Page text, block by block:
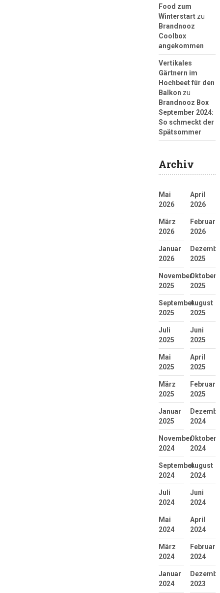
Food zum
Winterstartzu
Brandnooz
Coolbox
angekommen
Vertikales
Gärtnern im
Hochbeet für den
Balkon zu
Brandnooz Box
September 2024:
So schmeckt der
Spätsommer
Archiv
Mai
2026
April
2026
März
2026
Februar
2026
Januar
2026
2025
November
2025
Oktober
2025
September
2025
August
2025
Juli
2025
Juni
2025
Mai
2025
April
2025
März
2025
Februar
2025
Januar
2025
2024
November
2024
Oktober
2024
September
2024
August
2024
Juli
2024
Juni
2024
Mai
2024
April
2024
März
2024
Februar
2024
Januar
2024
2023